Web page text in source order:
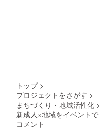
トップ >
プロジェクトをさがす >
まちづくり・地域活性化
新成人×地域をイベント
コメント